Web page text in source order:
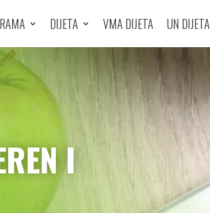
DIJETA VMA DIJETA UN DIJETA
I